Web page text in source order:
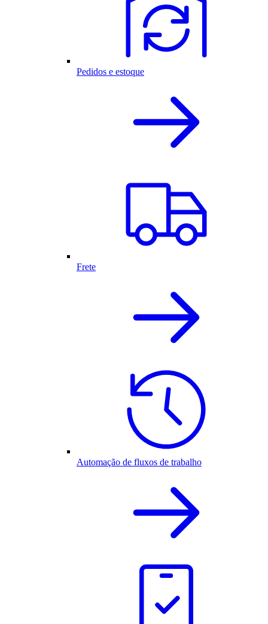
Pedidos e estoque
Frete
Automação de fluxos de trabalho